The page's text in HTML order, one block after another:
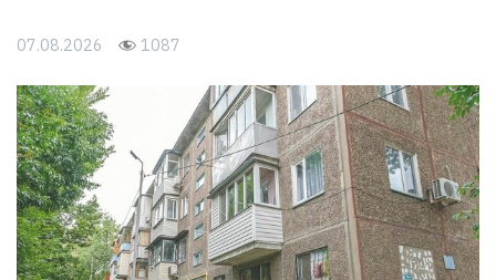
07.08.2026 1087